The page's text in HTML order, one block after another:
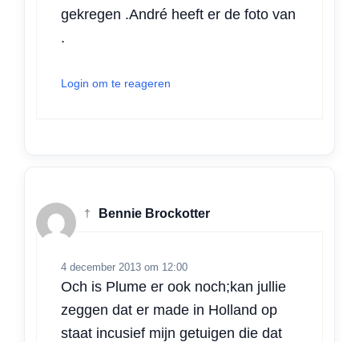
gekregen .André heeft er de foto van
.
Login om te reageren
† Bennie Brockotter
4 december 2013 om 12:00
Och is Plume er ook noch;kan jullie
zeggen dat er made in Holland op
staat incusief mijn getuigen die dat